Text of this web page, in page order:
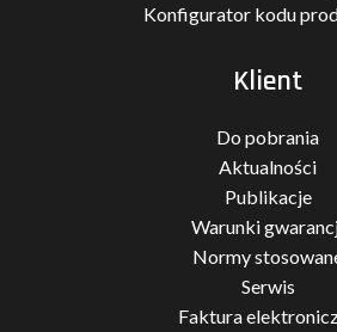
Konfigurator kodu
Klient
Do pobrania
Aktualności
Publikacje
Warunki
Normy
Serwis
Faktura